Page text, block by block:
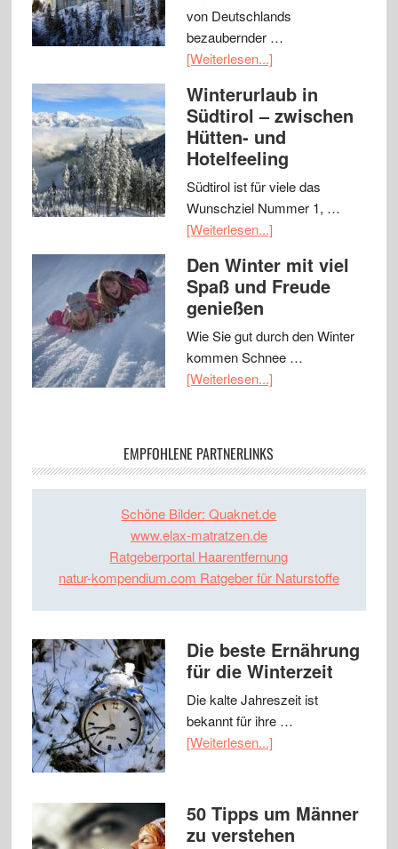
von Deutschlands
bezaubernder …
[Weiterlesen...]
Winterurlaub in
Südtirol – zwischen
Hütten- und
Hotelfeeling
Südtirol ist für viele das
Wunschziel Nummer 1, …
[Weiterlesen...]
Den Winter mit viel
Spaß und Freude
genießen
Wie Sie gut durch den Winter
kommen Schnee …
[Weiterlesen...]
EMPFOHLENE PARTNERLINKS
Schöne Bilder: Quaknet.de
www.elax-matratzen.de
Ratgeberportal Haarentfernung
natur-kompendium.com Ratgeber für Naturstoffe
Die beste Ernährung
für die Winterzeit
Die kalte Jahreszeit ist
bekannt für ihre …
[Weiterlesen...]
50 Tipps um Männer
zu verstehen